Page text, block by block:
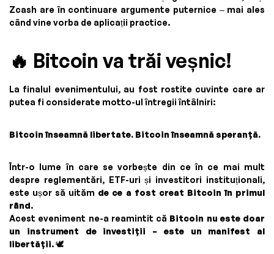
Zcash are în continuare argumente puternice – mai ales
când vine vorba de aplicații practice.
🔥 Bitcoin va trăi veșnic!
La finalul evenimentului, au fost rostite cuvinte care ar
putea fi considerate motto-ul întregii întâlniri:
Bitcoin înseamnă libertate. Bitcoin înseamnă speranță.
Într-o lume în care se vorbește din ce în ce mai mult
despre reglementări, ETF-uri și investitori instituționali,
este ușor să uităm de ce a fost creat Bitcoin în primul
rând.
Acest eveniment ne-a reamintit că Bitcoin nu este doar
un instrument de investiții – este un manifest al
libertății. 🕊️